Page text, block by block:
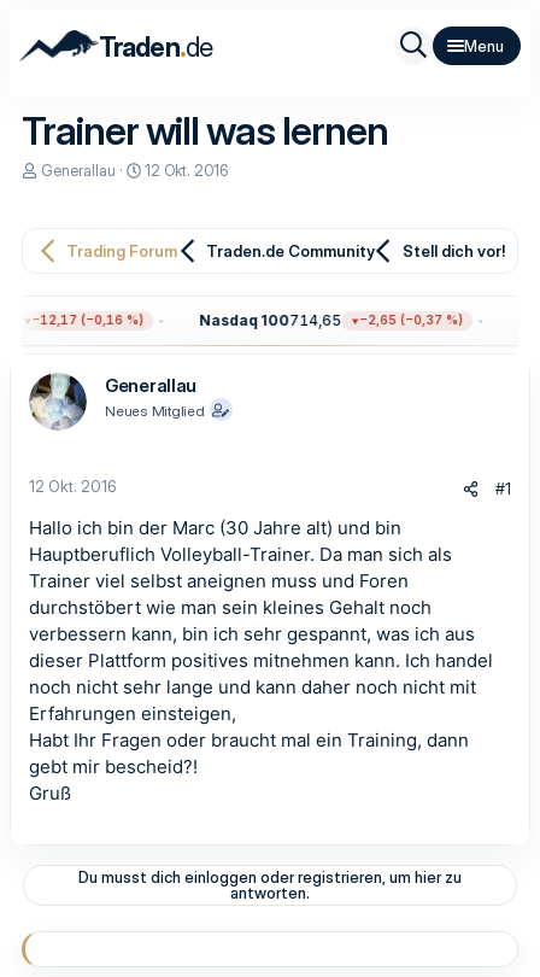
Traden.de
Trainer will was lernen
E
e
r
Generallau
E
e
m
12 Okt. 2016
Trading Forum Traden.de Community Stell dich vor!
−12,17 (−0,16 %) Nasdaq 100714,65 −2,65 (−0,37 %)
Generallau
Neues Mitglied
12 Okt. 2016 #1
Hallo ich bin der Marc (30 Jahre alt) und bin
Hauptberuflich Volleyball-Trainer. Da man sich als
Trainer viel selbst aneignen muss und Foren
durchstöbert wie man sein kleines Gehalt noch
verbessern kann, bin ich sehr gespannt, was ich aus
dieser Plattform positives mitnehmen kann. Ich handel
noch nicht sehr lange und kann daher noch nicht mit
Erfahrungen einsteigen,
Habt Ihr Fragen oder braucht mal ein Training, dann
gebt mir bescheid?!
Gruß
Du musst dich einloggen oder registrieren, um hier zu
antworten.